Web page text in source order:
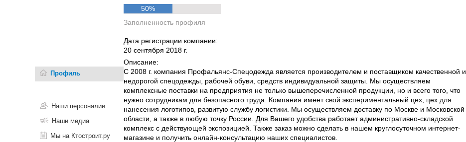
Профиль
Наши персоналии
Наши медиа
Мы на Ктостроит.ру
50%
Заполненность профиля
Дата регистрации компании:
20 сентября 2018 г.
Описание:
С 2008 г. компания Профальянс-Спецодежда является производителем и поставщиком качественной и
недорогой спецодежды, рабочей обуви, средств индивидуальной защиты. Мы осуществляем
комплексные поставки на предприятия не только вышеперечисленной продукции, но и всего того, что
нужно сотрудникам для безопасного труда. Компания имеет свой экспериментальный цех, цех для
нанесения логотипов, развитую службу логистики. Мы осуществляем доставку по Москве и Московской
области, а также в любую точку России. Для Вашего удобства работает административно-складской
комплекс с действующей экспозицией. Также заказ можно сделать в нашем круглосуточном интернет-
магазине и получить онлайн-консультацию наших специалистов.